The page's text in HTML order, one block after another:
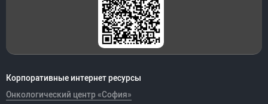
Корпоративные интернет ресурсы
Онкологический центр «София»